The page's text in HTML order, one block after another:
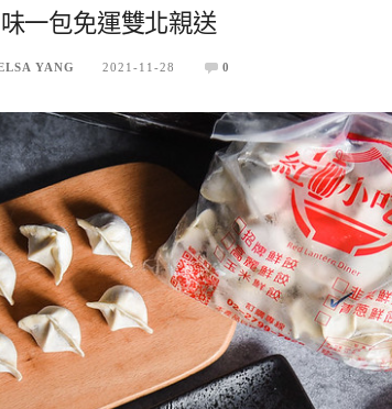
一包免運雙北親送
YANG 2021-11-28 0